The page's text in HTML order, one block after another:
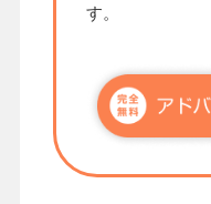
す。